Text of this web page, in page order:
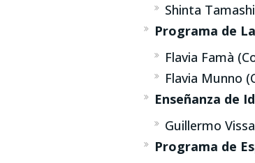
Shinta
Programa de
Flavia Famà
Flavia Munno
Enseñanza de
Guillermo
Programa de